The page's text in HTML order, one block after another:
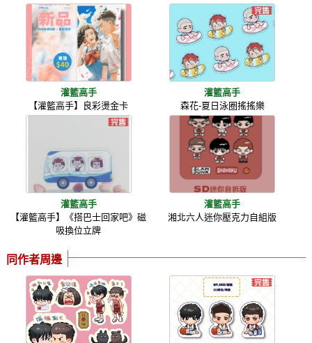
灌籃高手
【灌籃高手】良彩燙金卡
灌籃高手
森花-夏日泳圈搖搖樂
灌籃高手
【灌籃高手】《搭巴士回家吧》磁
吸換位立牌
灌籃高手
湘北六人迷你壓克力自組版
同作者周邊